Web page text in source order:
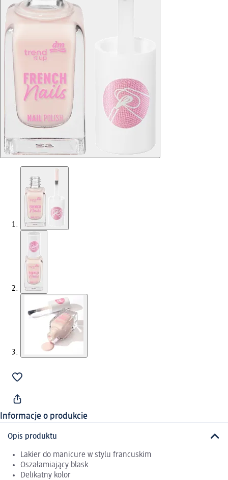
Informacje o produkcie
Opis produktu
Lakier do manicure w stylu francuskim
Oszałamiający blask
Delikatny kolor